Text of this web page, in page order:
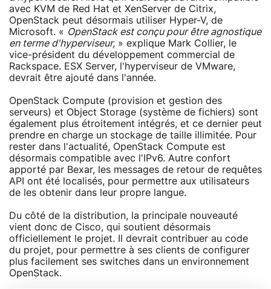
avec KVM de Red Hat et XenServer de Citrix,
OpenStack peut désormais utiliser Hyper-V, de
Microsoft. « OpenStack est conçu pour être agnostique
en terme d'hyperviseur, » explique Mark Collier, le
vice-président du développement commercial de
Rackspace. ESX Server, l'hyperviseur de VMware,
devrait être ajouté dans l'année.
OpenStack Compute (provision et gestion des
serveurs) et Object Storage (système de fichiers) sont
également plus étroitement intégrés, et ce dernier peut
prendre en charge un stockage de taille illimitée. Pour
rester dans l'actualité, OpenStack Compute est
désormais compatible avec l'IPv6. Autre confort
apporté par Bexar, les messages de retour de requêtes
API ont été localisés, pour permettre aux utilisateurs
de les obtenir dans leur propre langue.
Du côté de la distribution, la principale nouveauté
vient donc de Cisco, qui soutient désormais
officiellement le projet. Il devrait contribuer au code
du projet, pour permettre à ses clients de configurer
plus facilement ses switches dans un environnement
OpenStack.